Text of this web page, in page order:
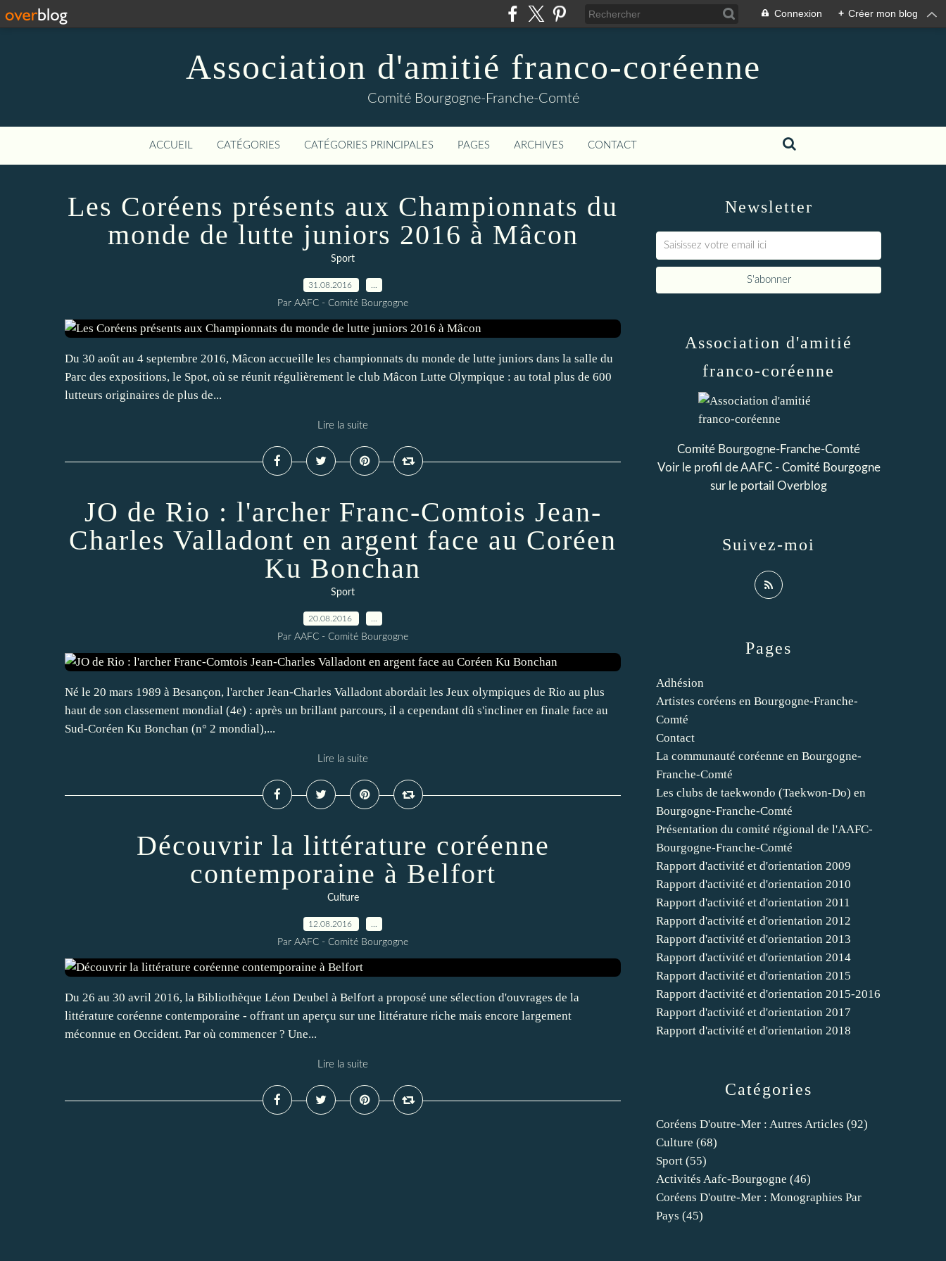
Connexion + Créer mon blog
Association d'amitié franco-coréenne
Comité Bourgogne-Franche-Comté
ACCUEIL CATÉGORIES CATÉGORIES PRINCIPALES PAGES ARCHIVES CONTACT
Les Coréens présents aux Championnats du
monde de lutte juniors 2016 à Mâcon
Sport
31.08.2016
Par AAFC - Comité Bourgogne
Du 30 août au 4 septembre 2016, Mâcon accueille les championnats du monde de lutte juniors dans la salle du
Parc des expositions, le Spot, où se réunit régulièrement le club Mâcon Lutte Olympique : au total plus de 600
lutteurs originaires de plus de...
Lire la suite
JO de Rio : l'archer Franc-Comtois Jean-
Charles Valladont en argent face au Coréen
Ku Bonchan
Sport
20.08.2016
Par AAFC - Comité Bourgogne
Né le 20 mars 1989 à Besançon, l'archer Jean-Charles Valladont abordait les Jeux olympiques de Rio au plus
haut de son classement mondial (4e) : après un brillant parcours, il a cependant dû s'incliner en finale face au
Sud-Coréen Ku Bonchan (n° 2 mondial),...
Lire la suite
Découvrir la littérature coréenne
contemporaine à Belfort
Culture
12.08.2016
Par AAFC - Comité Bourgogne
Du 26 au 30 avril 2016, la Bibliothèque Léon Deubel à Belfort a proposé une sélection d'ouvrages de la
littérature coréenne contemporaine - offrant un aperçu sur une littérature riche mais encore largement
méconnue en Occident. Par où commencer ? Une...
Lire la suite
Newsletter
Catégories
Coréens D'outre-Mer : Autres Articles (92)
Culture (68)
Sport (55)
Activités Aafc-Bourgogne (46)
Coréens D'outre-Mer : Monographies Par
Pays (45)
Pages
Adhésion
Artistes coréens en Bourgogne-Franche-
Comté
Contact
La communauté coréenne en Bourgogne-
Franche-Comté
Les clubs de taekwondo (Taekwon-Do) en
Bourgogne-Franche-Comté
Présentation du comité régional de l'AAFC-
Bourgogne-Franche-Comté
Rapport d'activité et d'orientation 2009
Rapport d'activité et d'orientation 2010
Rapport d'activité et d'orientation 2011
Rapport d'activité et d'orientation 2012
Rapport d'activité et d'orientation 2013
Rapport d'activité et d'orientation 2014
Rapport d'activité et d'orientation 2015
Rapport d'activité et d'orientation 2015-2016
Rapport d'activité et d'orientation 2017
Rapport d'activité et d'orientation 2018
Association d'amitié
franco-coréenne
Comité Bourgogne-Franche-Comté
Voir le profil deAAFC - Comité Bourgogne
sur le portail Overblog
Suivez-moi